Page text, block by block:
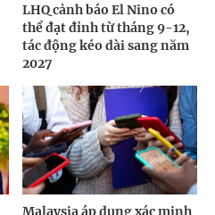
LHQ cảnh báo El Nino có
thể đạt đỉnh từ tháng 9-12,
tác động kéo dài sang năm
2027
Malaysia áp dụng xác minh